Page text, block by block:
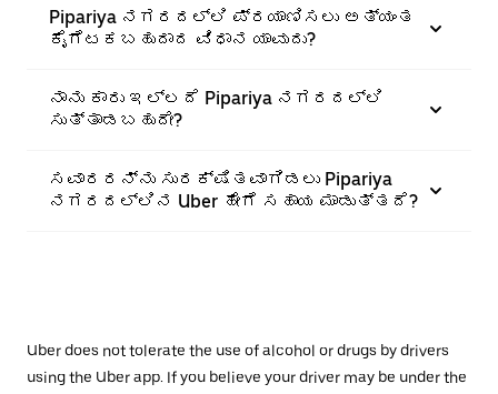
Pipariya ನಗರದಲ್ಲಿ ಪ್ರಯಾಣಿಸಲು ಅತ್ಯಂತ
ಕೈಗೆಟಕಬಹುದಾದ ವಿಧಾನ ಯಾವುದು?
ನಾನು ಕಾರು ಇಲ್ಲದೆ Pipariya ನಗರದಲ್ಲಿ
ಸುತ್ತಾಡಬಹುದೇ?
ಸವಾರರನ್ನು ಸುರಕ್ಷಿತವಾಗಿಡಲು Pipariya
ನಗರದಲ್ಲಿನ Uber ಹೇಗೆ ಸಹಾಯ ಮಾಡುತ್ತದೆ?
Uber does not tolerate the use of alcohol or drugs by drivers
using the Uber app. If you believe your driver may be under the